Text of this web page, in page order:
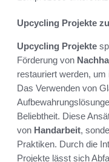
Upcycling Projekte
Upcycling Projekte
Förderung von
restauriert werden,
Das Verwenden von
Beliebtheit. Diese
von Handarbeit,
Praktiken. Durch die
Projekte lässt sich